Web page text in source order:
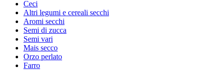
Ceci
Altri legumi e cereali secchi
Aromi secchi
Semi di zucca
Semi vari
Mais secco
Orzo perlato
Farro